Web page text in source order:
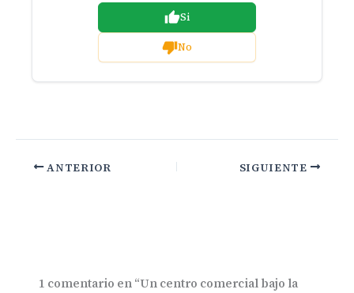
Si
No
ANTERIOR SIGUIENTE
1 comentario en “Un centro comercial bajo la